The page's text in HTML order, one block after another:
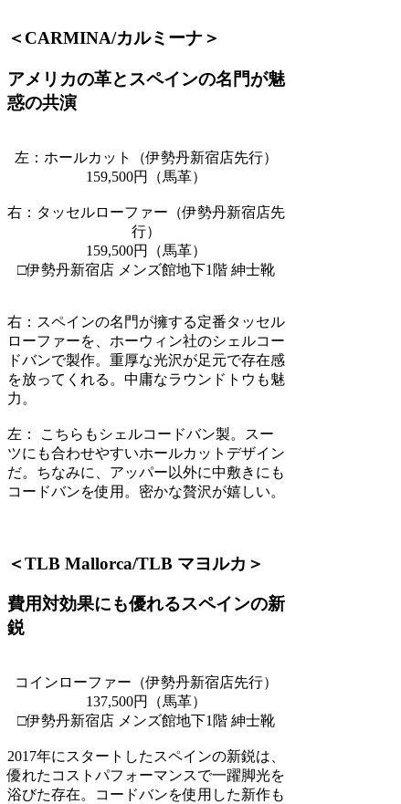
＜CARMINA/カルミーナ＞
アメリカの革とスペインの名門が魅
惑の共演
左：ホールカット（伊勢丹新宿店先行）
159,500円（馬革）
右：タッセルローファー（伊勢丹新宿店先
行）
159,500円（馬革）
□伊勢丹新宿店 メンズ館地下1階 紳士靴
右： スペインの名門が擁する定番タッセル
ローファーを、ホーウィン社のシェルコー
ドバンで製作。重厚な光沢が足元で存在感
を放ってくれる。中庸なラウンドトウも魅
力。
左：
こちらもシェルコードバン製。スー
ツにも合わせやすいホールカットデザイン
だ。ちなみに、アッパー以外に中敷きにも
コードバンを使用。密かな贅沢が嬉しい。
＜TLB Mallorca/TLB マヨルカ＞
費用対効果にも優れるスペインの新
鋭
コインローファー（伊勢丹新宿店先行）
137,500円（馬革）
□伊勢丹新宿店 メンズ館地下1階 紳士靴
2017年にスタートしたスペインの新鋭は、
優れたコストパフォーマンスで一躍脚光を
浴びた存在。コードバンを使用した新作も